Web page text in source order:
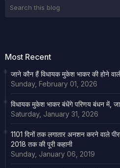
Most Recent
जाने कौन हैं विधायक मुकेश भाकर की होने
Sunday, February 01, 2026
विधायक मुकेश भाकर बंधेंगे परिणय बंधन में,
Saturday, January 31, 2026
1101 दिनों तक लगातार अनशन करने वाले
2018 तक की पूरी कहानी
Sunday, January 06, 2019